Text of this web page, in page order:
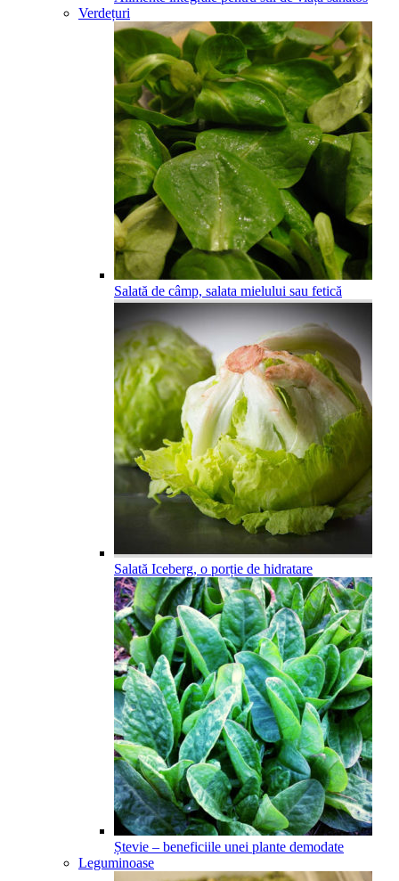
Verdețuri
Salată de câmp, salata mielului sau fetică
Salată Iceberg, o porție de hidratare
Ștevie – beneficiile unei plante demodate
Leguminoase